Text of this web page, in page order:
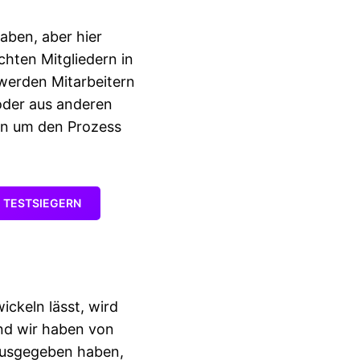
aber hier
Mitgliedern in
Mitarbeitern
aus anderen
um den Prozess
lässt, wird
wir haben von
haben,